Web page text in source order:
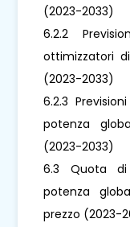
(2023-2033)
6.2.2
ottimizzatori
(2023-2033)
6.2.3
potenza
(2023-2033)
6.3 Quota di
potenza
prezzo (2023-